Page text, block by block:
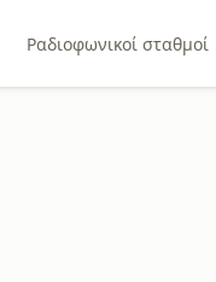
Ραδιοφωνικοί σταθμοί